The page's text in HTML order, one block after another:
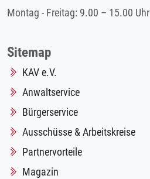
Montag - Freitag: 9.00 – 15.00 Uhr
Sitemap
KAV e.V.
Anwaltservice
Bürgerservice
Ausschüsse & Arbeitskreise
Partnervorteile
Magazin